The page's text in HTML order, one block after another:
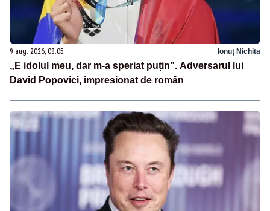
9 aug. 2026, 08:05 Ionuț Nichita
„E idolul meu, dar m-a speriat puțin”. Adversarul lui
David Popovici, impresionat de român